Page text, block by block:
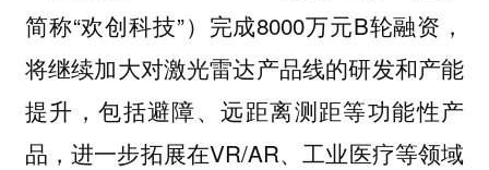
简称“欢创科技”）完成8000万元B轮融资，
将继续加大对激光雷达产品线的研发和产能
提升，包括避障、远距离测距等功能性产
品，进一步拓展在VR/AR、工业医疗等领域